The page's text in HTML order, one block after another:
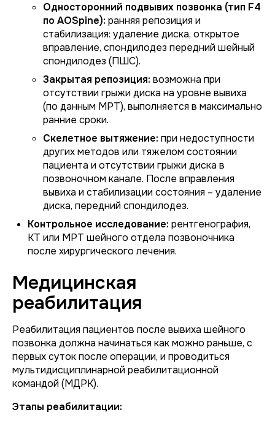
Односторонний подвывих позвонка (тип F4
по AOSpine): ранняя репозиция и
стабилизация: удаление диска, открытое
вправление, спондилодез передний шейный
спондилодез (ПШС).
Закрытая репозиция: возможна при
отсутствии грыжи диска на уровне вывиха
(по данным МРТ), выполняется в максимально
ранние сроки.
Скелетное вытяжение: при недоступности
других методов или тяжелом состоянии
пациента и отсутствии грыжи диска в
позвоночном канале. После вправления
вывиха и стабилизации состояния – удаление
диска, передний спондилодез.
Контрольное исследование: рентгенография,
КТ или МРТ шейного отдела позвоночника
после хирургического лечения.
Медицинская
реабилитация
Реабилитация пациентов после вывиха шейного
позвонка должна начинаться как можно раньше, с
первых суток после операции, и проводиться
мультидисциплинарной реабилитационной
командой (МДРК).
Этапы реабилитации: